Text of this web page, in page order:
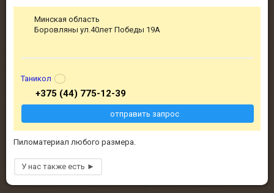
Пиломатериал любого размера.
Минская область
Боровляны ул.40лет Победы 19А
Таникол
+375 (44) 775-12-39
отправить запрос